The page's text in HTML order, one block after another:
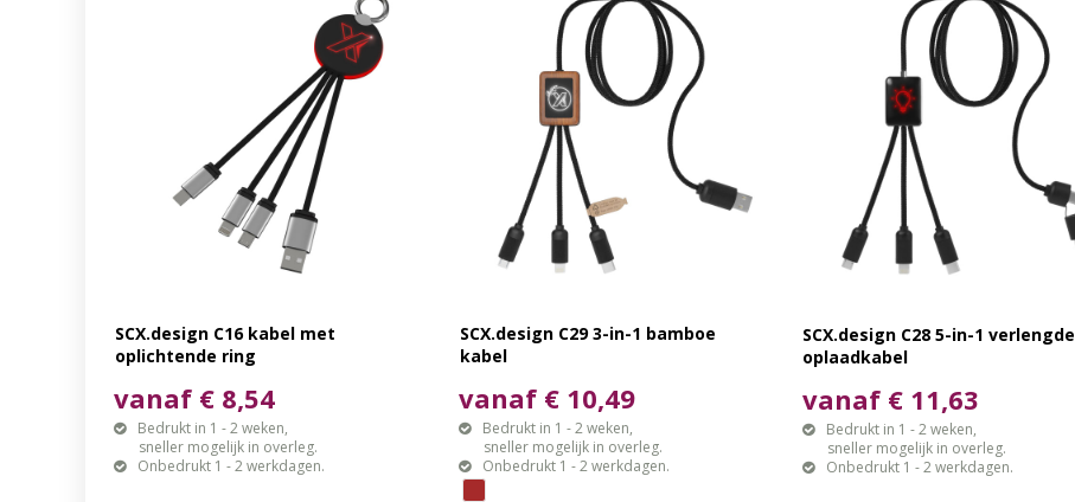
SCX.design C16 kabel met
oplichtende ring
vanaf € 8,54
Bedrukt in 1 - 2 weken,
sneller mogelijk in overleg.
Onbedrukt 1 - 2 werkdagen.
SCX.design C29 3-in-1 bamboe
kabel
vanaf € 10,49
Bedrukt in 1 - 2 weken,
sneller mogelijk in overleg.
Onbedrukt 1 - 2 werkdagen.
SCX.design C28 5-in-1 verlengde
oplaadkabel
vanaf € 11,63
Bedrukt in 1 - 2 weken,
sneller mogelijk in overleg.
Onbedrukt 1 - 2 werkdagen.